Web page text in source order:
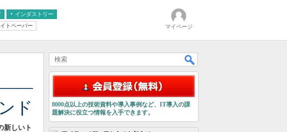
インダストリー
トペーパー マイページ
――
ド
新しいト
8000点以上の技術資料や導入事例など、IT導入の課
題解決に役立つ情報を入手できます。